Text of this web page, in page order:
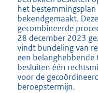
het
bekendgemaakt.
gecombineerde
28 december 2023
vindt bundeling van
een belanghebbende
besluiten één
voor de
beroepstermijn.